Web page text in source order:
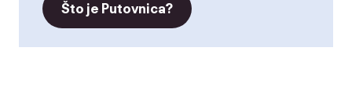
Što je Putovnica?